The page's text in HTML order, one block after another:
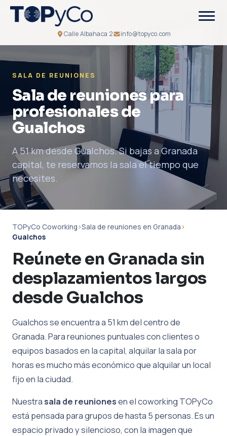
Calle Albahaca 2 info@topyco.com
SALA DE REUNIONES
Sala de reuniones para
profesionales de
Gualchos
A 51 km desde Gualchos. Si bajas a Granada
capital, te reservamos la sala el tiempo que
necesites.
TOPyCo Coworking›Sala de reuniones en Granada›
Gualchos
Reúnete en Granada sin
desplazamientos largos
desde Gualchos
Gualchos se encuentra a 51 km del centro de
Granada. Para reuniones puntuales con clientes o
equipos basados en la capital, alquilar la sala por
horas es mucho más económico que alquilar un local
fijo en la ciudad.
Nuestrasala de reunionesen el coworking TOPyCo
está pensada para grupos de hasta 5 personas. Es un
espacio privado y silencioso, con la imagen que